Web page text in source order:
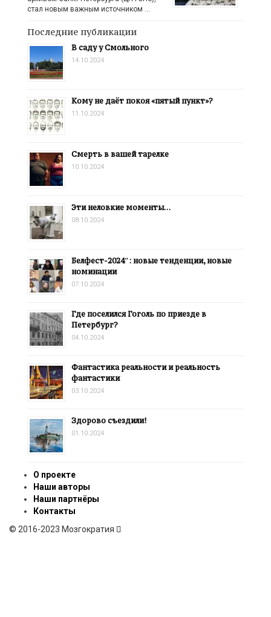
стал новым важным источником …
Последние публикации
В саду у Смольного
14.10.2024
Кому не даёт покоя «пятый пункт»?
11.10.2024
Смерть в вашей тарелке
10.10.2024
Эти неловкие моменты…
08.10.2024
Белфест-2024″: новые тенденции, новые
номинации
07.10.2024
Где поселился Гоголь по приезде в
Петербург?
04.10.2024
Фантастика реальности и реальность
фантастики
03.10.2024
Здорово съездили!
01.10.2024
О проекте
Наши авторы
Наши партнёры
Контакты
© 2016-2023 Мозгократия